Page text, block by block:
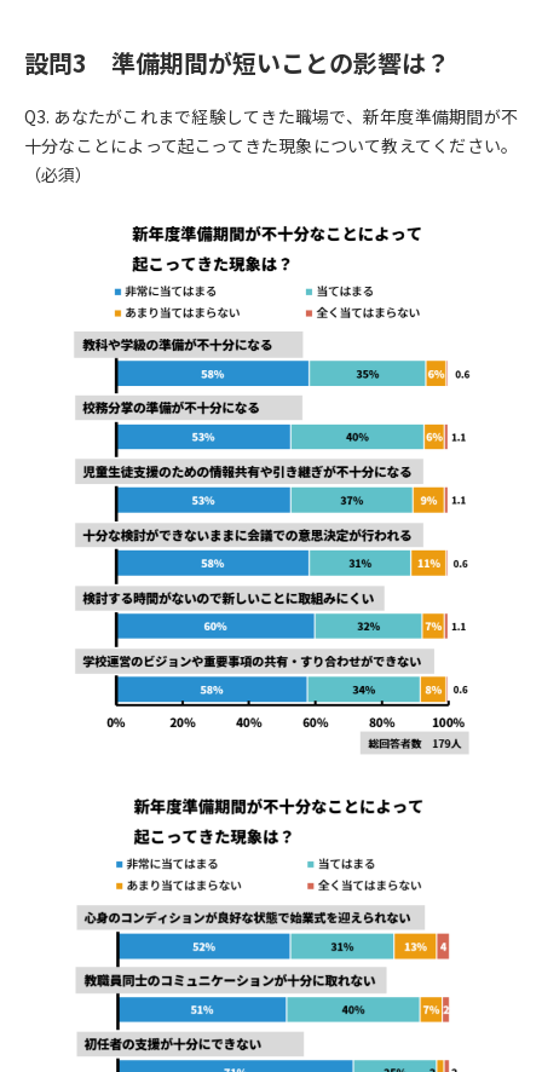
設問3 準備期間が短いことの影響は？
Q3. あなたがこれまで経験してきた職場で、新年度準備期間が不
十分なことによって起こってきた現象について教えてください。
（必須）